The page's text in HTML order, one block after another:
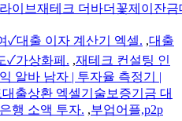
이브재테크 더바더꽃제이잔금
✓대출 이자 계산기 엑셀. ,대출
✓가상화페. ,재테크 컨설팅 인
알바 남자 | 투자율 측정기 |
출상환 엑셀기술보증기금 대
행 소액 투자. ,부업어플,p2p